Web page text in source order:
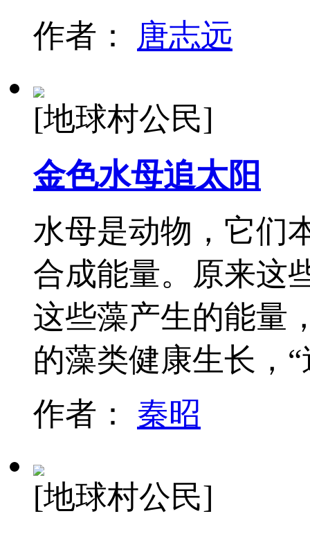
作者： 唐志远
[地球村公民]
金色水母追太阳
水母是动物，它们
合成能量。原来这
这些藻产生的能量
的藻类健康生长
作者： 秦昭
[地球村公民]